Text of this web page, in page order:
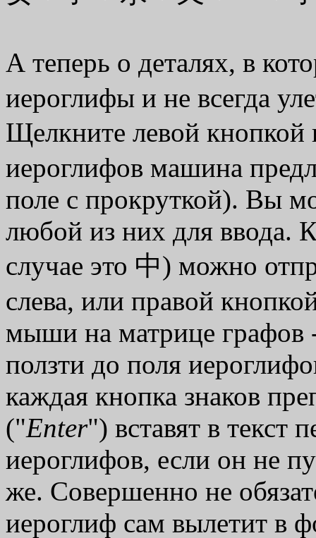
А теперь о деталях, в
иероглифы и не всегда
Щелкните левой
иероглифов машина
поле с прокруткой). Вы
любой из них для ввода.
случае это 中) можно
слева, или правой
мыши на матрице графов
ползти до поля
каждая кнопка знаков
("Enter") вставят в текст
иероглифов, если он не
же. Совершенно не
иероглиф сам вылетит в